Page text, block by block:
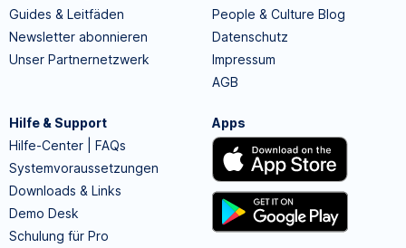
Guides & Leitfäden
Newsletter abonnieren
Unser Partnernetzwerk
People & Culture Blog
Datenschutz
Impressum
AGB
Hilfe & Support
Hilfe-Center | FAQs
Systemvoraussetzungen
Downloads & Links
Demo Desk
Schulung für Pro
Apps